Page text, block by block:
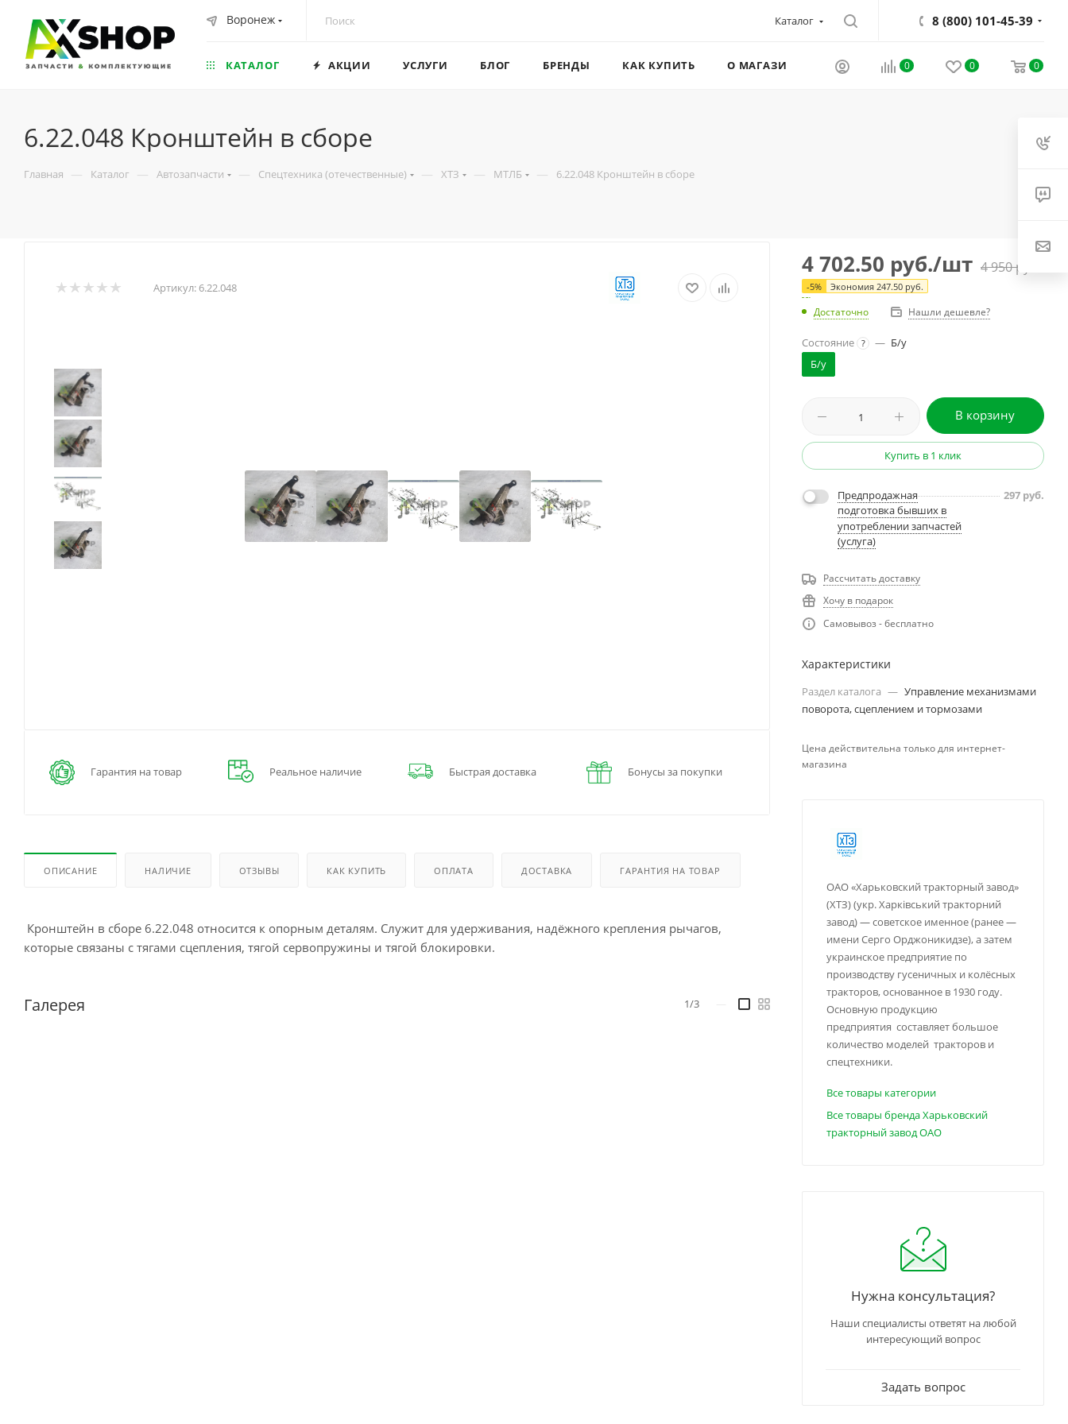
Воронеж Каталог 8 (800) 101-45-39
0 0 0
КАТАЛОГ АКЦИИ УСЛУГИ БЛОГ БРЕНДЫ КАК КУПИТЬ О МАГАЗИНЕ
6.22.048 Кронштейн в сборе
Главная — Каталог — Автозапчасти — Спецтехника (отечественные) — ХТЗ — МТЛБ — 6.22.048 Кронштейн в сборе
Артикул: 6.22.048
Гарантия на товар Реальное наличие Быстрая доставка Бонусы за покупки
ОПИСАНИЕ НАЛИЧИЕ ОТЗЫВЫ КАК КУПИТЬ ОПЛАТА ДОСТАВКА ГАРАНТИЯ НА ТОВАР
Кронштейн в сборе 6.22.048 относится к опорным деталям. Служит для удерживания, надёжного крепления рычагов,
которые связаны с тягами сцепления, тягой сервопружины и тягой блокировки.
Галерея 1/3
4 702.50 руб./шт 4 950руб.
-5% Экономия 247.50 руб.
Достаточно Нашли дешевле?
Состояние ? — Б/у
Б/у
В корзину
Купить в 1 клик
Предпродажная
подготовка бывших в
употреблении запчастей
(услуга)
297 руб.
Рассчитать доставку
Хочу в подарок
Самовывоз - бесплатно
Характеристики
Раздел каталога — Управление механизмами
поворота, сцеплением и тормозами
Цена действительна только для интернет-
магазина
ОАО «Харьковский тракторный завод»
(ХТЗ) (укр. Харківський тракторний
завод) — советское именное (ранее —
имени Серго Орджоникидзе), а затем
украинское предприятие по
производству гусеничных и колёсных
тракторов, основанное в 1930 году.
Основную продукцию
предприятия составляет большое
количество моделей тракторов и
спецтехники.
Все товары категории
Все товары бренда Харьковский
тракторный завод ОАО
Нужна консультация?
Наши специалисты ответят на любой
интересующий вопрос
Задать вопрос